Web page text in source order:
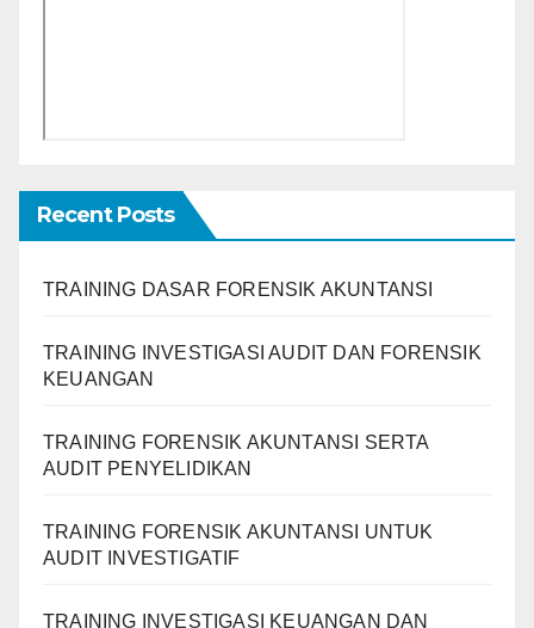
Recent Posts
TRAINING DASAR FORENSIK AKUNTANSI
TRAINING INVESTIGASI AUDIT DAN FORENSIK
KEUANGAN
TRAINING FORENSIK AKUNTANSI SERTA
AUDIT PENYELIDIKAN
TRAINING FORENSIK AKUNTANSI UNTUK
AUDIT INVESTIGATIF
TRAINING INVESTIGASI KEUANGAN DAN